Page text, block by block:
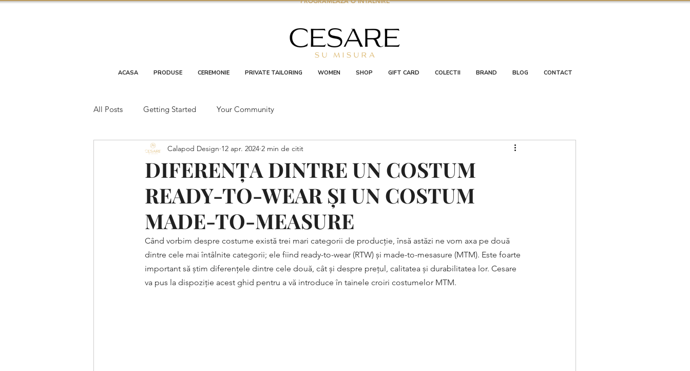
ACASA PRODUSE CEREMONIE PRIVATE TAILORING WOMEN SHOP GIFT CARD COLECTII BRAND BLOG CONTACT
All Posts Getting Started Your Community
DIFERENȚA DINTRE UN COSTUM
READY-TO-WEAR ȘI UN COSTUM
MADE-TO-MEASURE
Calapod Design 12 apr. 2024 2 min de citit
Când vorbim despre costume există trei mari categorii de producție, însă astăzi ne vom axa pe două
dintre cele mai întâlnite categorii; ele fiind ready-to-wear (RTW) și made-to-mesasure (MTM). Este foarte
important să știm diferențele dintre cele două, cât și despre prețul, calitatea și durabilitatea lor. Cesare
va pus la dispoziție acest ghid pentru a vă introduce în tainele croiri costumelor MTM.